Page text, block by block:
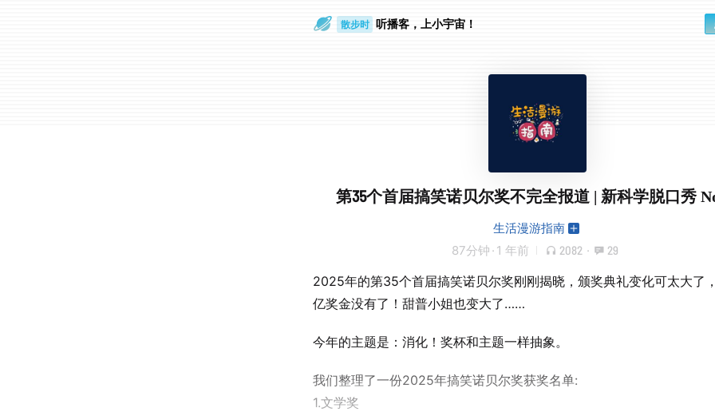
散步时 听播客，上小宇宙！
第35个首届搞笑诺贝尔奖不完全报道 | 新科学脱口秀
生活漫游指南
87分钟 · 1 年前 2082 · 29
2025年的第35个首届搞笑诺贝尔奖刚刚揭晓，颁奖典礼变化可太大了
亿奖金没有了！甜普小姐也变大了……
今年的主题是：消化！奖杯和主题一样抽象。
我们整理了一份2025年搞笑诺贝尔奖获奖名单:
1.文学奖